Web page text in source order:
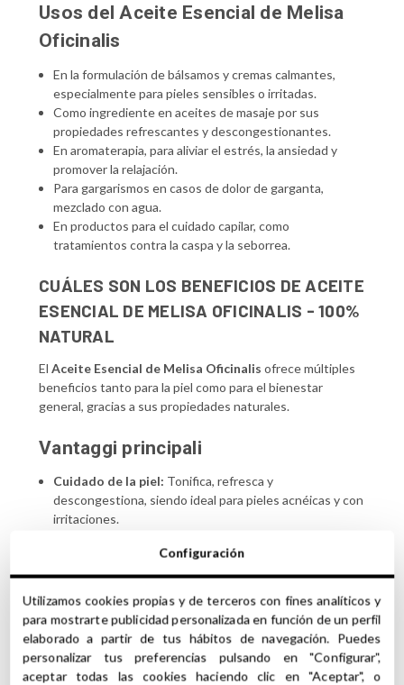
Usos del Aceite Esencial de Melisa
Oficinalis
En la formulación de bálsamos y cremas calmantes,
especialmente para pieles sensibles o irritadas.
Como ingrediente en aceites de masaje por sus
propiedades refrescantes y descongestionantes.
En aromaterapia, para aliviar el estrés, la ansiedad y
promover la relajación.
Para gargarismos en casos de dolor de garganta,
mezclado con agua.
En productos para el cuidado capilar, como
tratamientos contra la caspa y la seborrea.
CUÁLES SON LOS BENEFICIOS DE ACEITE
ESENCIAL DE MELISA OFICINALIS - 100%
NATURAL
El Aceite Esencial de Melisa Oficinalis ofrece múltiples
beneficios tanto para la piel como para el bienestar
general, gracias a sus propiedades naturales.
Vantaggi principali
Cuidado de la piel: Tonifica, refresca y
descongestiona, siendo ideal para pieles acnéicas y con
irritaciones.
ansiedad y mejora el estado de ánimo.
Equilibrio hormonal:Alivia síntomas de la menopausia
como sofocos, insomnio y mal humor.
Cuidado capilar:Trata la caspa y la seborrea, dejando
el cabello más saludable y revitalizado.
Alivio respiratorio:Útil para tratar asma y afecciones
obstructivas de las vías respiratorias.
Configuración
Utilizamos cookies propias y de terceros con fines analíticos y
para mostrarte publicidad personalizada en función de un perfil
elaborado a partir de tus hábitos de navegación. Puedes
personalizar tus preferencias pulsando en "Configurar",
aceptar todas las cookies haciendo clic en "Aceptar", o